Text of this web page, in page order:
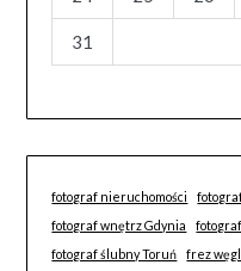
31
fotograf nieruchomości
fotograf wnętrz Gdynia
fotograf ślubny Toruń
frez